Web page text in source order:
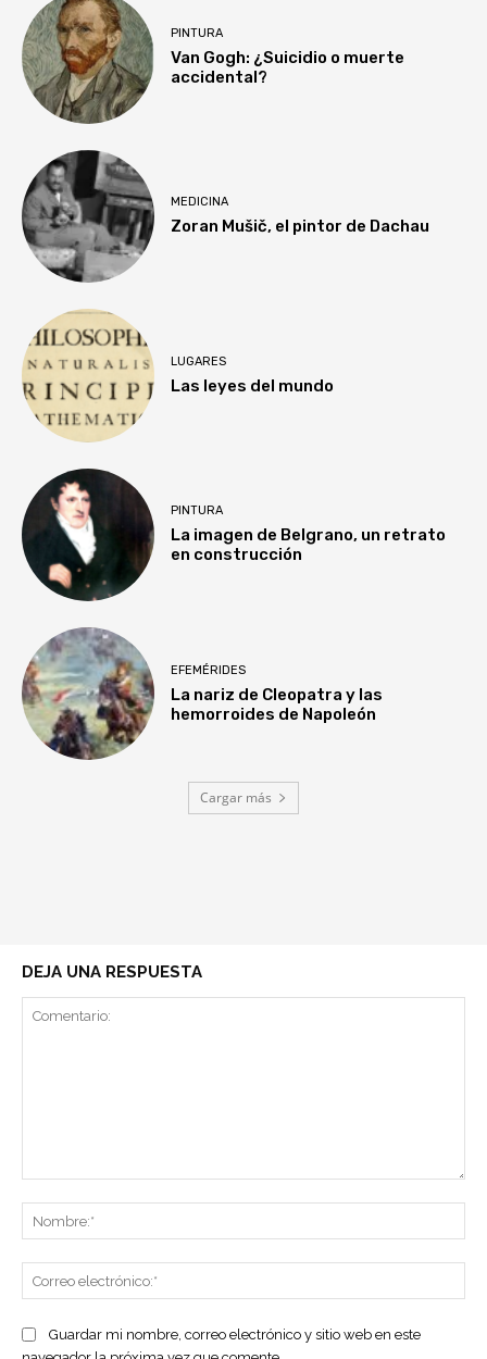
PINTURA
Van Gogh: ¿Suicidio o muerte
accidental?
MEDICINA
Zoran Mušič, el pintor de Dachau
LUGARES
Las leyes del mundo
PINTURA
La imagen de Belgrano, un retrato
en construcción
EFEMÉRIDES
La nariz de Cleopatra y las
hemorroides de Napoleón
Cargar más
DEJA UNA RESPUESTA
Guardar mi nombre, correo electrónico y sitio web en este